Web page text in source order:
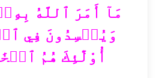
مَآ أَمَرَ ٱللَّهُ
وَيُفۡسِدُونَ
أُوْلَٰٓئِكَ هُمُ